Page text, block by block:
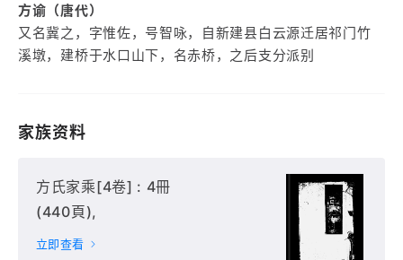
方谕（唐代）
又名冀之，字惟佐，号智咏，自新建县白云源迁居祁门竹
溪墩，建桥于水口山下，名赤桥，之后支分派别
家族资料
方氏家乘[4卷] : 4冊
(440頁),
立即查看